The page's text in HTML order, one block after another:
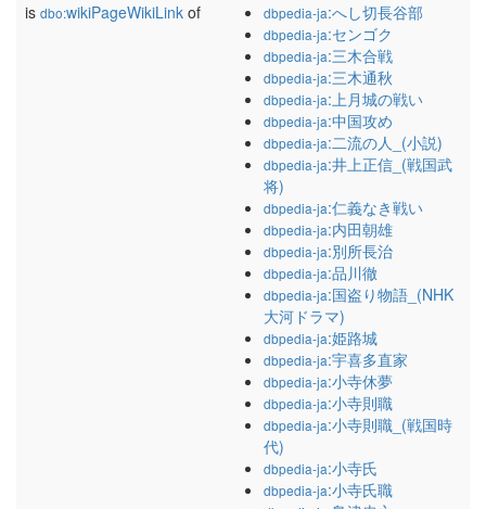
is dbo:wikiPageWikiLink of dbpedia-ja:へし切長谷部
dbpedia-ja:センゴク
dbpedia-ja:三木合戦
dbpedia-ja:三木通秋
dbpedia-ja:上月城の戦い
dbpedia-ja:中国攻め
dbpedia-ja:二流の人_(小説)
dbpedia-ja:井上正信_(戦国武
将)
dbpedia-ja:仁義なき戦い
dbpedia-ja:内田朝雄
dbpedia-ja:別所長治
dbpedia-ja:品川徹
dbpedia-ja:国盗り物語_(NHK
大河ドラマ)
dbpedia-ja:姫路城
dbpedia-ja:宇喜多直家
dbpedia-ja:小寺休夢
dbpedia-ja:小寺則職
dbpedia-ja:小寺則職_(戦国時
代)
dbpedia-ja:小寺氏
dbpedia-ja:小寺氏職